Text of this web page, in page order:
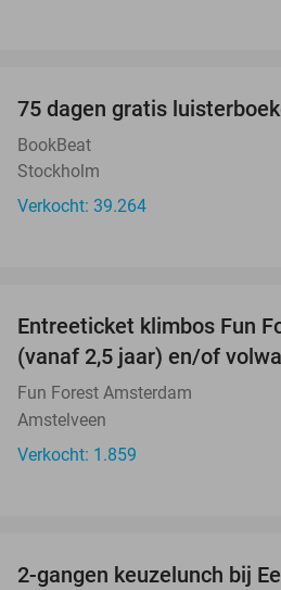
75 dagen gratis
BookBeat
Stockholm
Verkocht: 39.264
Entreeticket klimbos Fun
(vanaf 2,5 jaar) en/of
Fun Forest Amsterdam
Amstelveen
Verkocht: 1.859
2-gangen keuzelunch bij